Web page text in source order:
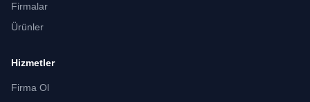
Firmalar
Ürünler
Hizmetler
Firma Ol